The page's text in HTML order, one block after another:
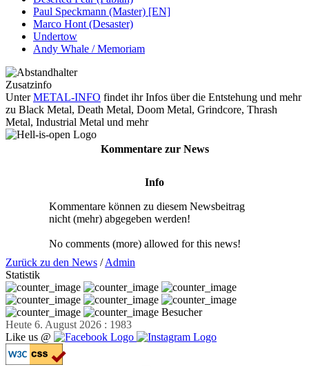
Paul Speckmann (Master) [EN]
Marco Hont (Desaster)
Undertow
Andy Whale / Memoriam
Zusatzinfo
UnterMETAL-INFO findet ihr Infos über die Entstehung und mehr
zu Black Metal, Death Metal, Doom Metal, Grindcore, Thrash
Metal, Industrial Metal und mehr
Kommentare zur News
Info
Kommentare können zu diesem Newsbeitrag
nicht (mehr) abgegeben werden!
No comments (more) allowed for this news!
Zurück zu den News /Admin
Statistik
Besucher
Heute 6. August 2026 : 1983
Like us @